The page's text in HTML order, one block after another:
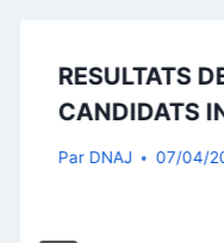
RESULTATS
CANDIDATS
Par DNAJ 07/04/